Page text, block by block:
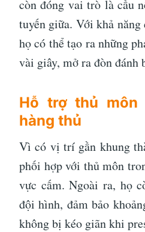
còn đóng vai trò là cầu
tuyến giữa. Với khả
họ có thể tạo ra những
vài giây, mở ra đòn đánh
Hỗ trợ thủ môn
hàng thủ
Vì có vị trí gần khung
phối hợp với thủ môn
vực cấm. Ngoài ra, họ
đội hình, đảm bảo
không bị kéo giãn khi